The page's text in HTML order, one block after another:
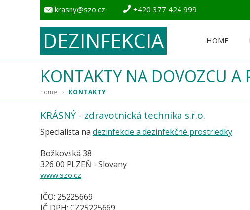
krasny@szo.cz +420 377 424 999
DEZINFEKCIA HOME
KONTAKTY NA DOVOZCU A
home › KONTAKTY
KRÁSNÝ - zdravotnická technika s.r.o.
Specialista na dezinfekcie a dezinfekčné prostriedky
Božkovská 38
326 00 PLZEŇ - Slovany
www.szo.cz
IČO: 25225669
IČ DPH: CZ25225669